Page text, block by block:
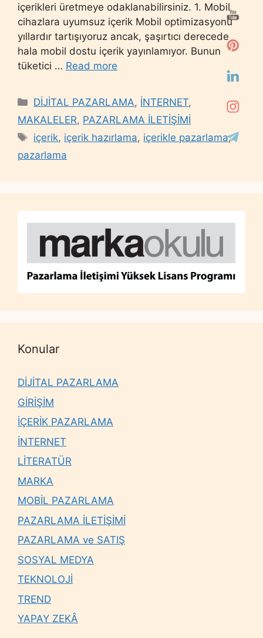
içerikleri üretmeye odaklanabilirsiniz. 1. Mobil
cihazlara uyumsuz içerik Mobil optimizasyonu
yıllardır tartışıyoruz ancak, şaşırtıcı derecede
hala mobil dostu içerik yayınlamıyor. Bunun
tüketici … Read more
Categories
DİJİTAL PAZARLAMA, İNTERNET,
MAKALELER, PAZARLAMA İLETİŞİMİ
Tags
içerik, içerik hazırlama, içerikle pazarlama,
pazarlama
Konular
DİJİTAL PAZARLAMA
GİRİŞİM
İÇERİK PAZARLAMA
İNTERNET
LİTERATÜR
MARKA
MOBİL PAZARLAMA
PAZARLAMA İLETİŞİMİ
PAZARLAMA ve SATIŞ
SOSYAL MEDYA
TEKNOLOJİ
TREND
YAPAY ZEKÂ